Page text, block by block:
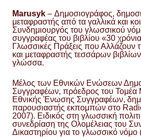
Marusyk – Δημοσιογράφος,
μεταφραστής από τα γαλλικά και
Συνδημιουργός του γλωσσικού
συγγραφέας του βιβλίου «30
Γλωσσικές Πράξεις που Αλλάζουν
και μεταφραστής τεσσάρων
γλώσσα.
Μέλος των Εθνικών Ενώσεων
Συγγραφέων, πρόεδρος του Τομέα
Εθνικής Ένωσης Συγγραφέων,
παρουσιαστής εκπομπών στο
2007). Ειδικός στη γλωσσική
συνεδρίαση της Ολομέλειας του
Δικαστηρίου για το γλωσσικό νόμο